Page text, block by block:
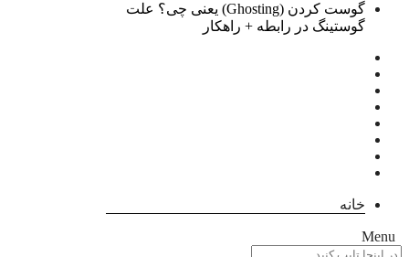
گوست کردن (Ghosting) یعنی چی؟ علت
گوستینگ در رابطه + راهکار
خانه
Menu